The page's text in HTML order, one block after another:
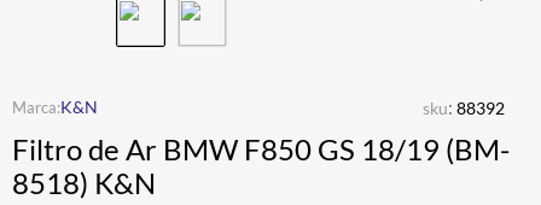
K&N sku: 88392
Filtro de Ar BMW F850 GS 18/19 (BM-
8518) K&N
BOTA
4º ÓCULOS SOLAR
5º LUVA
6º ALPINESTAR